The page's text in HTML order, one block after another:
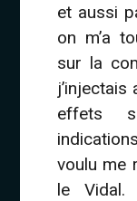
et aussi
on m’a
sur la
effets
voulu me
le Vidal.